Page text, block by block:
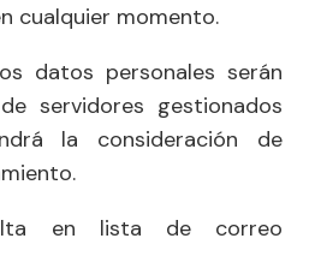
cualquier momento.
datos personales serán
servidores gestionados
la consideración de
en lista de correo